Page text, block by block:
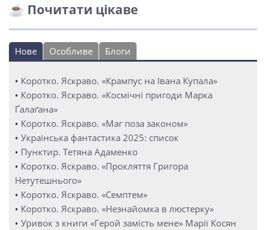
☕ Почитати цікаве
Нове Особливе Блоги
• Коротко. Яскраво. «Крампус на Івана Купала»
• Коротко. Яскраво. «Космічні пригоди Марка
Ґалаґана»
• Коротко. Яскраво. «Маг поза законом»
• Українська фантастика 2025: список
• Пунктир. Тетяна Адаменко
• Коротко. Яскраво. «Прокляття Григора
Нетутешнього»
• Коротко. Яскраво. «Семптем»
• Коротко. Яскраво. «Незнайомка в люстерку»
• Уривок з книги «Герой замість мене» Марії Косян